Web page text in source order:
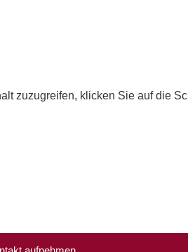
zuzugreifen, klicken Sie auf die